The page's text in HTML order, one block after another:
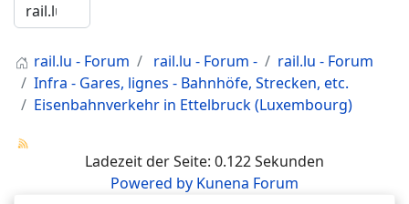
rail.lu - Forum rail.lu - Forum -
rail.lu - Forum
Infra - Gares, lignes - Bahnhöfe, Strecken, etc.
Eisenbahnverkehr in Ettelbruck (Luxembourg)
Ladezeit der Seite: 0.122 Sekunden
Powered by Kunena Forum